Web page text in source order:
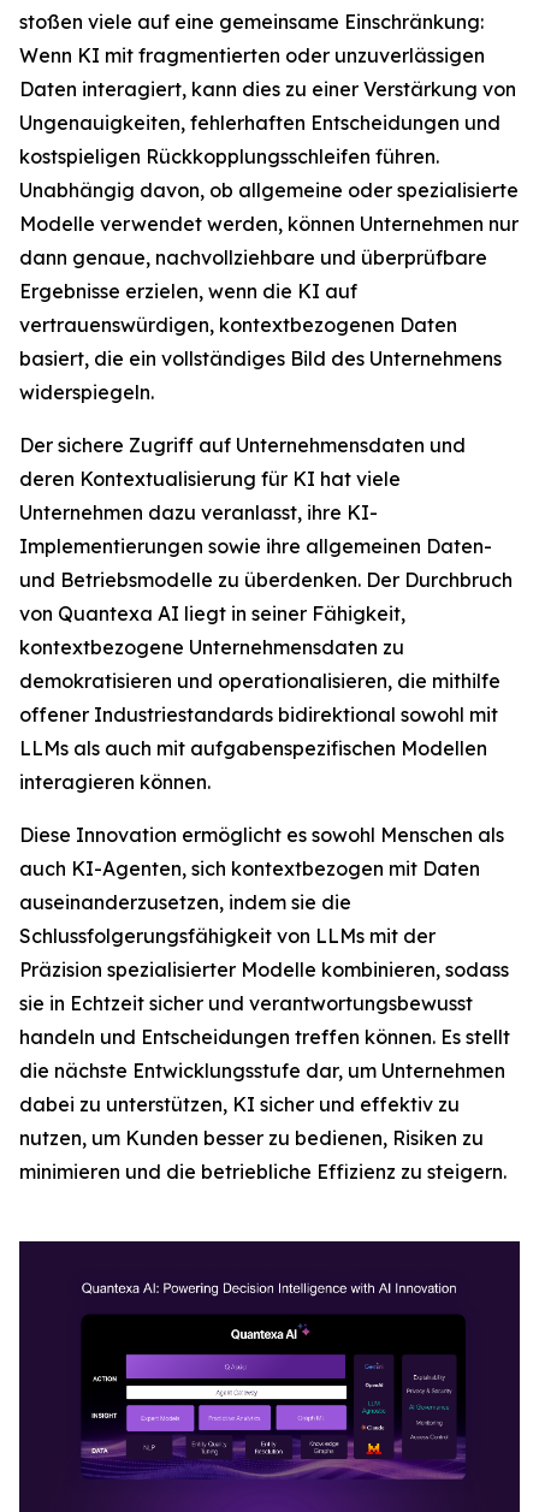
stoßen viele auf eine gemeinsame Einschränkung:
Wenn KI mit fragmentierten oder unzuverlässigen
Daten interagiert, kann dies zu einer Verstärkung von
Ungenauigkeiten, fehlerhaften Entscheidungen und
kostspieligen Rückkopplungsschleifen führen.
Unabhängig davon, ob allgemeine oder spezialisierte
Modelle verwendet werden, können Unternehmen nur
dann genaue, nachvollziehbare und überprüfbare
Ergebnisse erzielen, wenn die KI auf
vertrauenswürdigen, kontextbezogenen Daten
basiert, die ein vollständiges Bild des Unternehmens
widerspiegeln.
Der sichere Zugriff auf Unternehmensdaten und
deren Kontextualisierung für KI hat viele
Unternehmen dazu veranlasst, ihre KI-
Implementierungen sowie ihre allgemeinen Daten-
und Betriebsmodelle zu überdenken. Der Durchbruch
von Quantexa AI liegt in seiner Fähigkeit,
kontextbezogene Unternehmensdaten zu
demokratisieren und operationalisieren, die mithilfe
offener Industriestandards bidirektional sowohl mit
LLMs als auch mit aufgabenspezifischen Modellen
interagieren können.
Diese Innovation ermöglicht es sowohl Menschen als
auch KI-Agenten, sich kontextbezogen mit Daten
auseinanderzusetzen, indem sie die
Schlussfolgerungsfähigkeit von LLMs mit der
Präzision spezialisierter Modelle kombinieren, sodass
sie in Echtzeit sicher und verantwortungsbewusst
handeln und Entscheidungen treffen können. Es stellt
die nächste Entwicklungsstufe dar, um Unternehmen
dabei zu unterstützen, KI sicher und effektiv zu
nutzen, um Kunden besser zu bedienen, Risiken zu
minimieren und die betriebliche Effizienz zu steigern.